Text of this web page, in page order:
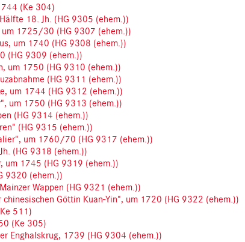
(Ke 304)
18. Jh. (HG 9305 (ehem.))
um 1725/30 (HG 9307 (ehem.))
um 1740 (HG 9308 (ehem.))
(HG 9309 (ehem.))
um 1750 (HG 9310 (ehem.))
(HG 9311 (ehem.))
um 1744 (HG 9312 (ehem.))
um 1750 (HG 9313 (ehem.))
(HG 9314 (ehem.))
(HG 9315 (ehem.))
um 1760/70 (HG 9317 (ehem.))
(HG 9318 (ehem.))
um 1745 (HG 9319 (ehem.))
9320 (ehem.))
Wappen (HG 9321 (ehem.))
Göttin Kuan-Yin", um 1720 (HG 9322 (ehem.))
511)
(Ke 305)
Enghalskrug, 1739 (HG 9304 (ehem.))